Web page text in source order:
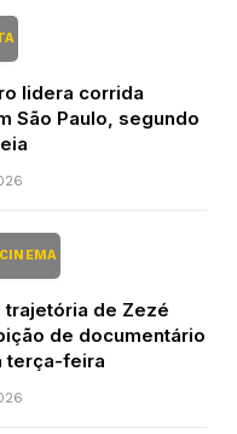
lidera corrida
São Paulo, segundo
trajetória de Zezé
de documentário
terça-feira